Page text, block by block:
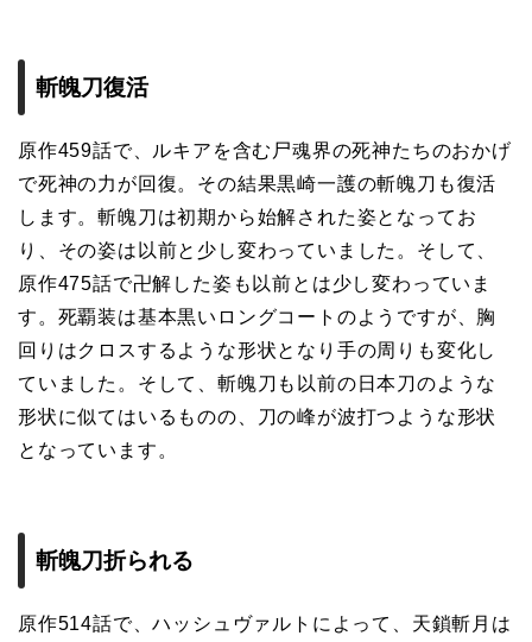
斬魄刀復活
原作459話で、ルキアを含む尸魂界の死神たちのおかげ
で死神の力が回復。その結果黒崎一護の斬魄刀も復活
します。斬魄刀は初期から始解された姿となってお
り、その姿は以前と少し変わっていました。そして、
原作475話で卍解した姿も以前とは少し変わっていま
す。死覇装は基本黒いロングコートのようですが、胸
回りはクロスするような形状となり手の周りも変化し
ていました。そして、斬魄刀も以前の日本刀のような
形状に似てはいるものの、刀の峰が波打つような形状
となっています。
斬魄刀折られる
原作514話で、ハッシュヴァルトによって、天鎖斬月は